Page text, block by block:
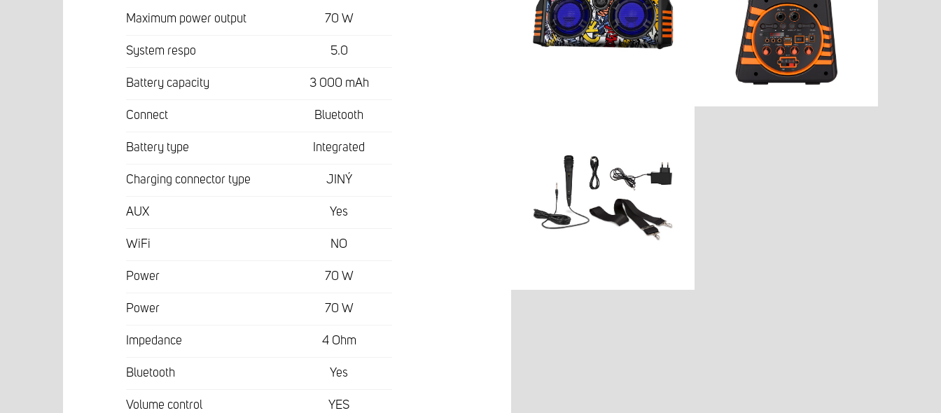
Maximum power output 70 W
System respo 5.0
Battery capacity 3 000 mAh
Connect Bluetooth
Battery type Integrated
Charging connector type JINÝ
AUX Yes
WiFi NO
Power 70 W
Power 70 W
Impedance 4 Ohm
Bluetooth Yes
Volume control YES